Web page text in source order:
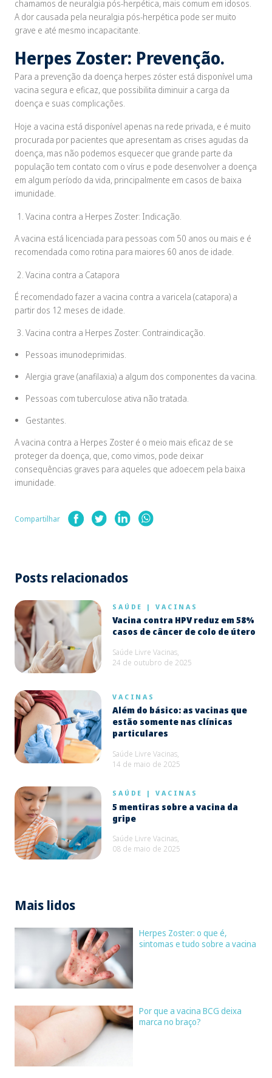
chamamos de neuralgia pós-herpética, mais comum em idosos.
A dor causada pela neuralgia pós-herpética pode ser muito
grave e até mesmo incapacitante.
Herpes Zoster: Prevenção.
Para a prevenção da doença herpes zóster está disponível uma
vacina segura e eficaz, que possibilita diminuir a carga da
doença e suas complicações.
Hoje a vacina está disponível apenas na rede privada, e é muito
procurada por pacientes que apresentam as crises agudas da
doença, mas não podemos esquecer que grande parte da
população tem contato com o vírus e pode desenvolver a doença
em algum período da vida, principalmente em casos de baixa
imunidade.
Vacina contra a Herpes Zoster: Indicação.
A vacina está licenciada para pessoas com 50 anos ou mais e é
recomendada como rotina para maiores 60 anos de idade.
Vacina contra a Catapora
É recomendado fazer a vacina contra a varicela (catapora) a
partir dos 12 meses de idade.
Vacina contra a Herpes Zoster: Contraindicação.
Pessoas imunodeprimidas.
Alergia grave (anafilaxia) a algum dos componentes da vacina.
Pessoas com tuberculose ativa não tratada.
Gestantes.
A vacina contra a Herpes Zoster é o meio mais eficaz de se
proteger da doença, que, como vimos, pode deixar
consequências graves para aqueles que adoecem pela baixa
imunidade.
Compartilhar
Posts relacionados
SAÚDE | VACINAS
Vacina contra HPV reduz em 58%
casos de câncer de colo de útero
Saúde Livre Vacinas,
24 de outubro de 2025
VACINAS
Além do básico: as vacinas que
estão somente nas clínicas
particulares
Saúde Livre Vacinas,
14 de maio de 2025
SAÚDE | VACINAS
5 mentiras sobre a vacina da
gripe
Saúde Livre Vacinas,
08 de maio de 2025
Mais lidos
Herpes Zoster: o que é,
sintomas e tudo sobre a vacina
Por que a vacina BCG deixa
marca no braço?